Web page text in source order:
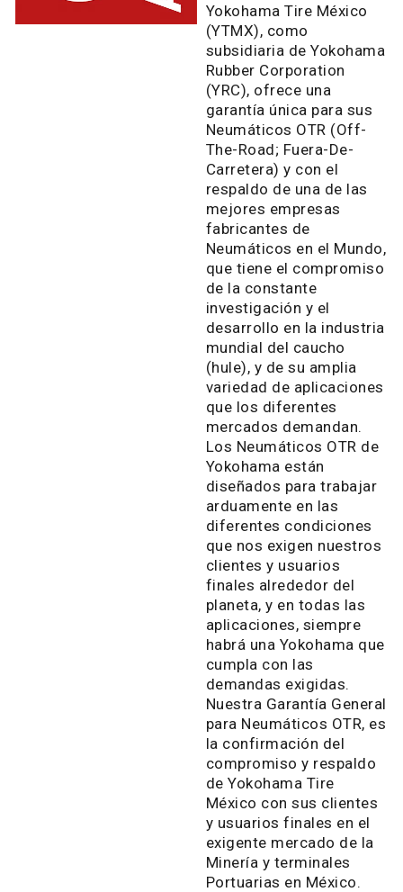
Yokohama Tire México
(YTMX), como
subsidiaria de Yokohama
Rubber Corporation
(YRC), ofrece una
garantía única para sus
Neumáticos OTR (Off-
The-Road; Fuera-De-
Carretera) y con el
respaldo de una de las
mejores empresas
fabricantes de
Neumáticos en el Mundo,
que tiene el compromiso
de la constante
investigación y el
desarrollo en la industria
mundial del caucho
(hule), y de su amplia
variedad de aplicaciones
que los diferentes
mercados demandan.
Los Neumáticos OTR de
Yokohama están
diseñados para trabajar
arduamente en las
diferentes condiciones
que nos exigen nuestros
clientes y usuarios
finales alrededor del
planeta, y en todas las
aplicaciones, siempre
habrá una Yokohama que
cumpla con las
demandas exigidas.
Nuestra Garantía General
para Neumáticos OTR, es
la confirmación del
compromiso y respaldo
de Yokohama Tire
México con sus clientes
y usuarios finales en el
exigente mercado de la
Minería y terminales
Portuarias en México.